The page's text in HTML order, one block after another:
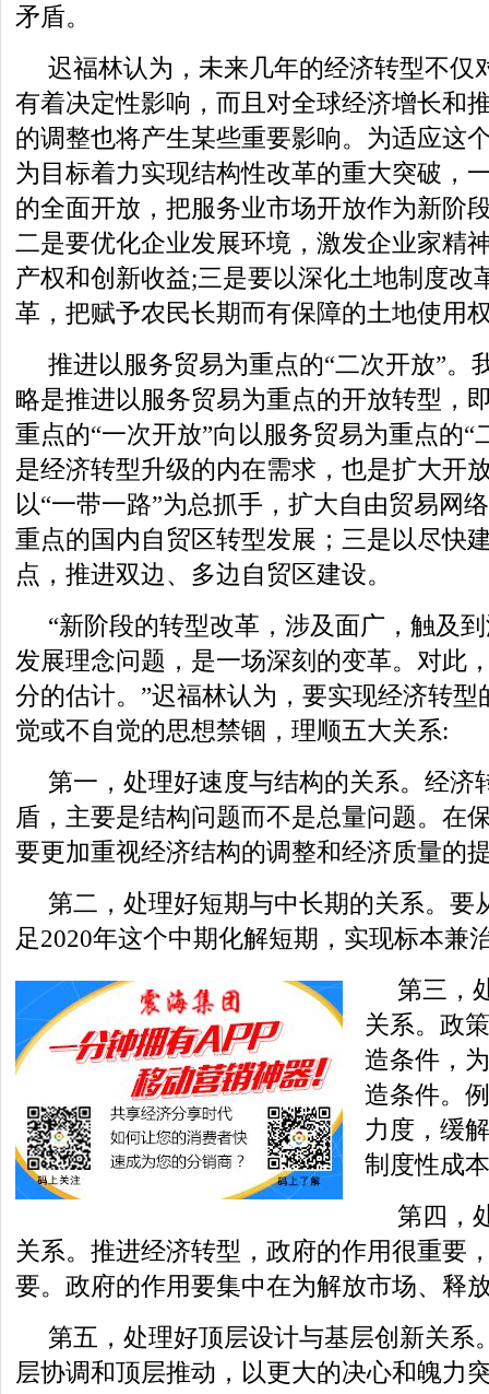
矛盾。
迟福林认为，未来几年的经济转型不仅
有着决定性影响，而且对全球经济增长和
的调整也将产生某些重要影响。为适应这
为目标着力实现结构性改革的重大突破，
的全面开放，把服务业市场开放作为新阶
二是要优化企业发展环境，激发企业家精
产权和创新收益;三是要以深化土地制度改
革，把赋予农民长期而有保障的土地使用
推进以服务贸易为重点的“二次开放”。
略是推进以服务贸易为重点的开放转型，
重点的“一次开放”向以服务贸易为重点的“
是经济转型升级的内在需求，也是扩大开
以“一带一路”为总抓手，扩大自由贸易网
重点的国内自贸区转型发展；三是以尽快
点，推进双边、多边自贸区建设。
“新阶段的转型改革，涉及面广，触及
发展理念问题，是一场深刻的变革。对此
分的估计。”迟福林认为，要实现经济转
觉或不自觉的思想禁锢，理顺五大关系:
第一，处理好速度与结构的关系。经济
盾，主要是结构问题而不是总量问题。在
要更加重视经济结构的调整和经济质量的
第二，处理好短期与中长期的关系。要
足2020年这个中期化解短期，实现标本兼
第三，
关系。政
造条件，
造条件。
力度，缓
制度性成
第四，
关系。推进经济转型，政府的作用很重要
要。政府的作用要集中在为解放市场、释
第五，处理好顶层设计与基层创新关系
层协调和顶层推动，以更大的决心和魄力